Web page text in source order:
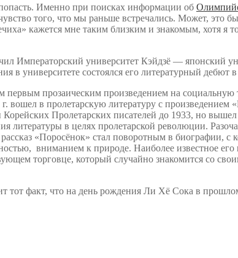
Именно при поисках информации об
того, что мы раньше встречались. Может, это
кажется мне таким близким и знакомым, хотя я
Императорский университет Кэйдзё — японский
в университете состоялся его литературный дебют в
первым прозаическим произведением на социальную
вошел в пролетарскую литературу с произведением
Пролетарских писателей до 1933, но вышел
в целях пролетарской революции.
«Поросёнок» стал поворотным в биографии, с
вниманием к природе. Наиболее известное его
торговце, который случайно знакомится со
тот факт, что на день рождения Ли Хё Сока в